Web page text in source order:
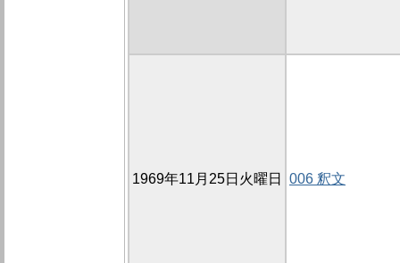
1969年11月25日火曜日 006 釈文